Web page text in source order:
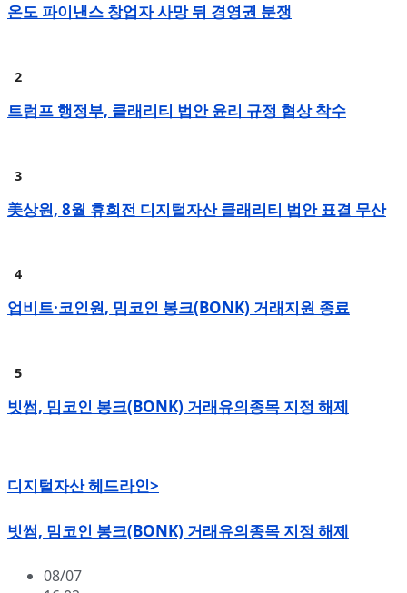
온도 파이낸스 창업자 사망 뒤 경영권 분쟁
트럼프 행정부, 클래리티 법안 윤리 규정 협상 착수
美상원, 8월 휴회전 디지털자산 클래리티 법안 표결 무산
업비트·코인원, 밈코인 봉크(BONK) 거래지원 종료
빗썸, 밈코인 봉크(BONK) 거래유의종목 지정 해제
디지털자산 헤드라인>
빗썸, 밈코인 봉크(BONK) 거래유의종목 지정 해제
08/07